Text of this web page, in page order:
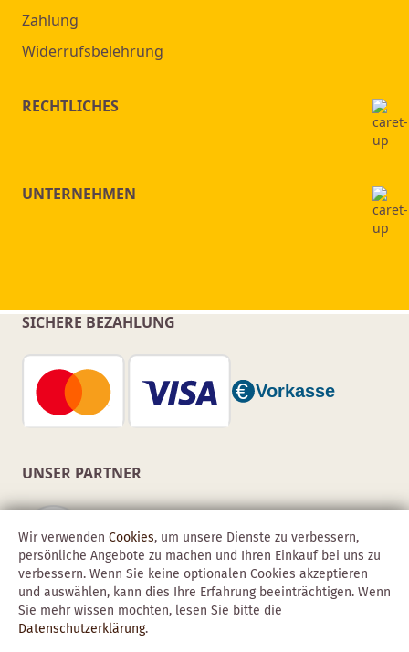
Zahlung
Widerrufsbelehrung
RECHTLICHES
UNTERNEHMEN
SICHERE BEZAHLUNG
UNSER PARTNER
Wir verwenden Cookies, um unsere Dienste zu verbessern,
persönliche Angebote zu machen und Ihren Einkauf bei uns zu
verbessern. Wenn Sie keine optionalen Cookies akzeptieren
und auswählen, kann dies Ihre Erfahrung beeinträchtigen. Wenn
Sie mehr wissen möchten, lesen Sie bitte die
Datenschutzerklärung.